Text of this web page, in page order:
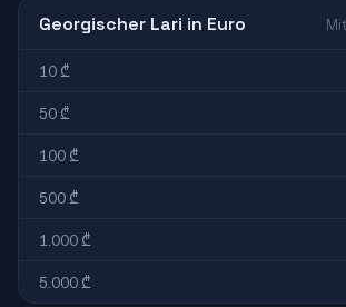
Georgischer Lari in Euro
10 ₾
50 ₾
100 ₾
500 ₾
1.000 ₾
5.000 ₾